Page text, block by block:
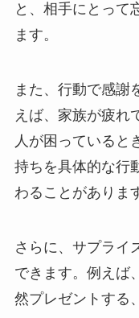
と、相手にとって
ます。
また、行動で感謝
えば、家族が疲れ
人が困っていると
持ちを具体的な行
わることがありま
さらに、サプライ
できます。例えば
然プレゼントする